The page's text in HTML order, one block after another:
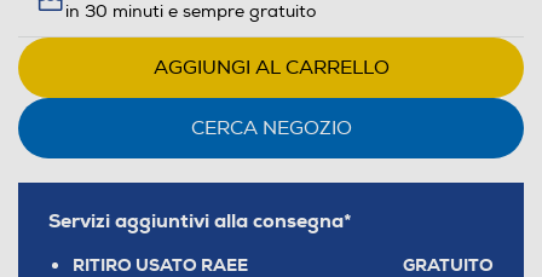
in 30 minuti e sempre gratuito
AGGIUNGI AL CARRELLO
CERCA NEGOZIO
Servizi aggiuntivi alla consegna*
RITIRO USATO RAEE GRATUITO